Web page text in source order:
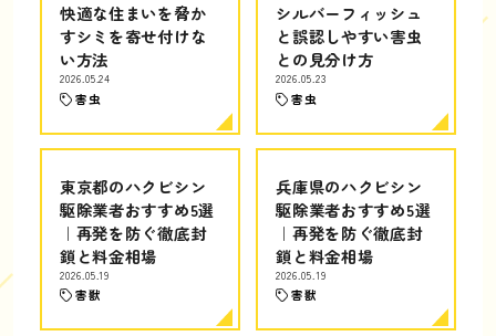
快適な住まいを脅か
すシミを寄せ付けな
い方法
2026.05.24
害虫
シルバーフィッシュ
と誤認しやすい害虫
との見分け方
2026.05.23
害虫
東京都のハクビシン
駆除業者おすすめ5選
｜再発を防ぐ徹底封
鎖と料金相場
2026.05.19
害獣
兵庫県のハクビシン
駆除業者おすすめ5選
｜再発を防ぐ徹底封
鎖と料金相場
2026.05.19
害獣